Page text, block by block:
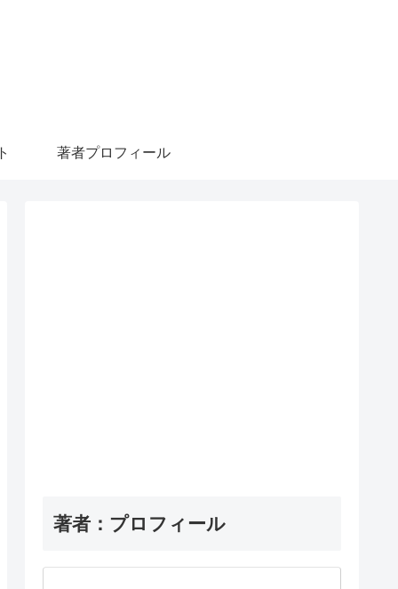
著者プロフィール
著者：プロフィール